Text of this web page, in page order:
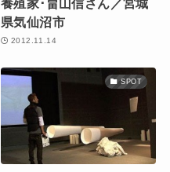
県気仙沼市
2012.11.14
SPOT